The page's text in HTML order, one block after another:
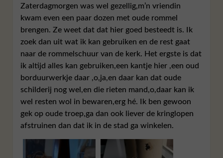
Zaterdagmorgen was wel gezellig,m’n vriendin
kwam even een paar dozen met oude rommel
brengen. Ze weet dat dat hier goed besteedt is. Ik
zoek dan uit wat ik kan gebruiken en de rest gaat
naar de rommelschuur van de kerk. Het ergste is dat
ik altijd alles kan gebruiken,een kantje hier ,een oud
borduurwerkje daar ,o,ja,en daar kan dat oude
schilderij nog wel,en die rieten mand,o,daar kan ik
wel resten wol in bewaren,erg hé. Ik ben gewoon
gek op oude troep,ga dan ook liever de kringlopen
afstruinen dan dat ik in de stad ga winkelen.